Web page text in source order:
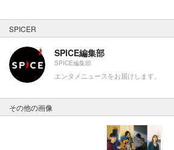
SPICER
SPICE編集部
SPICE編集部
エンタメニュースをお届けします。
その他の画像